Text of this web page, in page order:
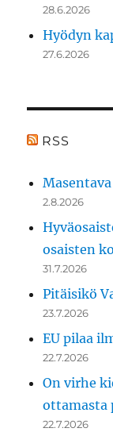
28.6.2026
Hyödyn
27.6.2026
RSS
2.8.2026
osaisten
31.7.2026
Pitäisikö
23.7.2026
EU pilaa
22.7.2026
On virhe
ottamasta
22.7.2026